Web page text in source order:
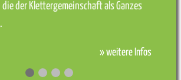
der Klettergemeinschaft als Ganzes
» weitere Infos